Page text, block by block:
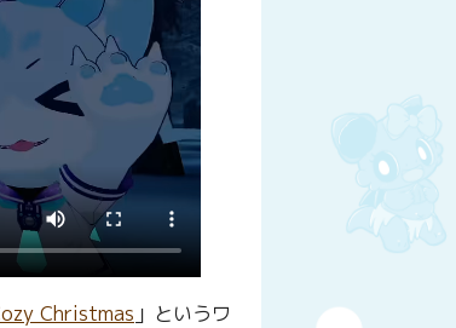
Christmas 」というワ